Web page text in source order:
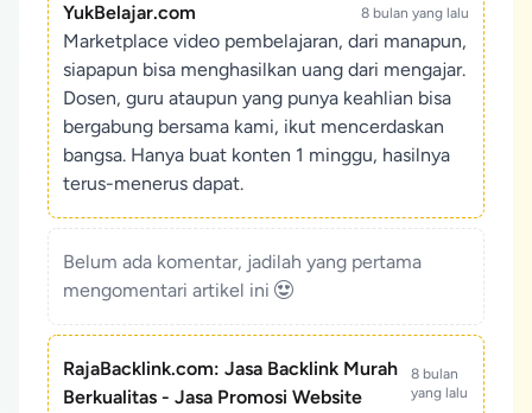
YukBelajar.com 8 bulan yang lalu
Marketplace video pembelajaran, dari manapun,
siapapun bisa menghasilkan uang dari mengajar.
Dosen, guru ataupun yang punya keahlian bisa
bergabung bersama kami, ikut mencerdaskan
bangsa. Hanya buat konten 1 minggu, hasilnya
terus-menerus dapat.
Belum ada komentar, jadilah yang pertama
mengomentari artikel ini
RajaBacklink.com: Jasa Backlink Murah
Berkualitas - Jasa Promosi Website
8 bulan
yang lalu